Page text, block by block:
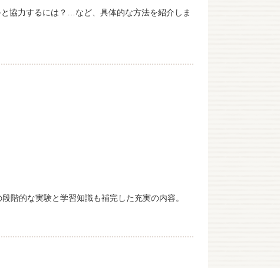
協力するには？…など、具体的な方法を紹介しま
階的な実験と学習知識も補完した充実の内容。